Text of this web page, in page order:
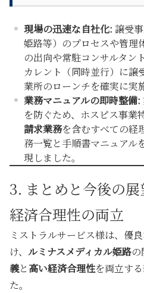
現場の迅速な自社化: 譲受
姫路等）のプロセスや管
の出向や常駐コンサルタン
カレント（同時並行） に譲
業所のローンチを確実に実
業務マニュアルの即時整備:
を防ぐため、ホスピス事業
請求業務を含むすべての経
務一覧と手順書マニュアル
現しました。
3. まとめと今後の
経済合理性の両立
ミストラルサービス様は、優
け、 ルミナスメディカル姫路の
義と高い経済合理性を両立す
た。